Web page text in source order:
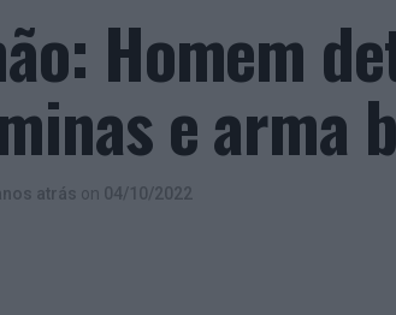
Homem
e arma
atrás on 04/10/2022